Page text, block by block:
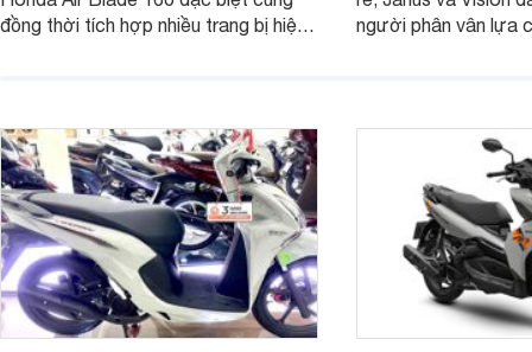
đồng thời tích hợp nhiều trang bị hiện
người phân vân lựa